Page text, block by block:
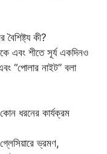
বৈশিষ্ট্য কী?
এবং শীতে সূর্য একদিনও
“পোলার নাইট” বলা
কোন ধরনের কার্যক্রম
ভ্রমণ,